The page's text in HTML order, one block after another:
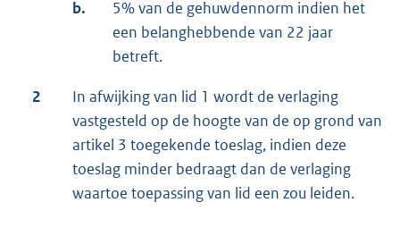
b.
5% van de gehuwdennorm indien het
een belanghebbende van 22 jaar
betreft.
2
In afwijking van lid 1 wordt de verlaging
vastgesteld op de hoogte van de op grond van
artikel 3 toegekende toeslag, indien deze
toeslag minder bedraagt dan de verlaging
waartoe toepassing van lid een zou leiden.